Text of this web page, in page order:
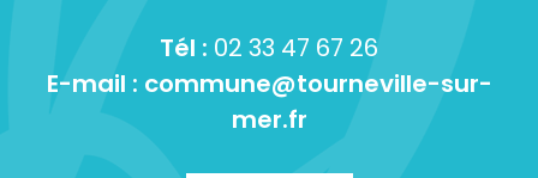
Tél : 02 33 47 67 26
E-mail : commune@tourneville-sur-
mer.fr